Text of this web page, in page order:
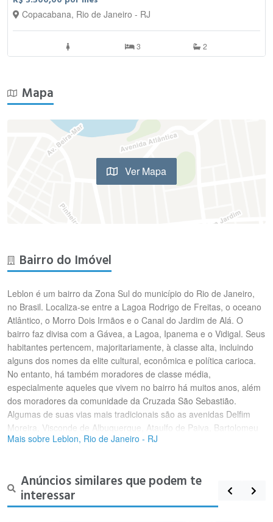
Copacabana, Rio de Janeiro - RJ
3 2
Mapa
Ver Mapa
Bairro do Imóvel
Leblon é um bairro da Zona Sul do município do Rio de Janeiro,
no Brasil. Localiza-se entre a Lagoa Rodrigo de Freitas, o oceano
Atlântico, o Morro Dois Irmãos e o Canal do Jardim de Alá. O
bairro faz divisa com a Gávea, a Lagoa, Ipanema e o Vidigal. Seus
habitantes pertencem, majoritariamente, à classe alta, incluindo
alguns dos nomes da elite cultural, econômica e política carioca.
No entanto, há também moradores de classe média,
especialmente aqueles que vivem no bairro há muitos anos, além
dos moradores da comunidade da Cruzada São Sebastião.
Algumas de suas vias mais tradicionais são as avenidas Delfim
Moreira, Visconde de Albuquerque, Ataulfo de Paiva, Bartolomeu
Mitre e Afrânio de Melo Franco e a rua Rainha Guilhermina. No
Brasil. Os apartamentos de maior valor estão situados na orla.No
Leblon está localizado um dos prédios administrativos da Rede
Globo. O dia do Leblon é comemorado a 26 de julho, pois nessa
Mais sobre Leblon, Rio de Janeiro - RJ
Anúncios similares que podem te
interessar